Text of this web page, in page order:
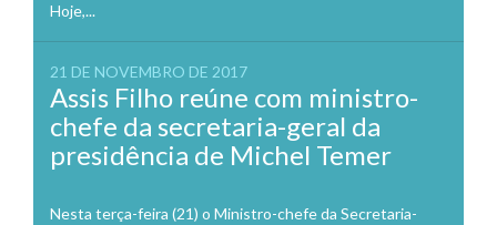
Hoje,...
21 DE NOVEMBRO DE 2017
Assis Filho reúne com ministro-
chefe da secretaria-geral da
presidência de Michel Temer
Nesta terça-feira (21) o Ministro-chefe da Secretaria-